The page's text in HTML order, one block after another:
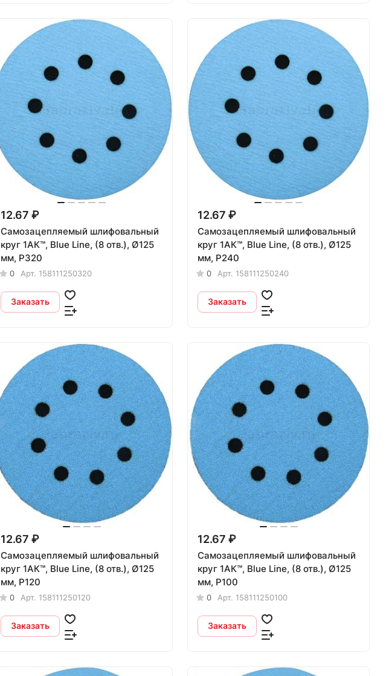
12.67 ₽
Самозацепляемый шлифовальный
круг 1АК™, Blue Line, (8 отв.), Ø125
мм, Р320
0 Арт. 158111250320
Заказать
12.67 ₽
Самозацепляемый шлифовальный
круг 1АК™, Blue Line, (8 отв.), Ø125
мм, Р240
0 Арт. 158111250240
Заказать
12.67 ₽
Самозацепляемый шлифовальный
круг 1АК™, Blue Line, (8 отв.), Ø125
мм, Р120
0 Арт. 158111250120
Заказать
12.67 ₽
Самозацепляемый шлифовальный
круг 1АК™, Blue Line, (8 отв.), Ø125
мм, Р100
0 Арт. 158111250100
Заказать